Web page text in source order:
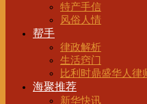
特产手信
风俗人情
帮手
律政解析
生活窍门
比利时鼎盛华人律
海聚推荐
新华快讯